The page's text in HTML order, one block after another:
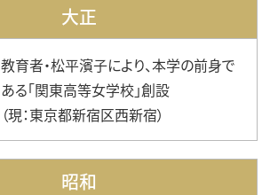
大正
教育者・松平濱⼦により、本学の前⾝で
ある「関東⾼等⼥学校」創設
（現：東京都新宿区⻄新宿）
昭和